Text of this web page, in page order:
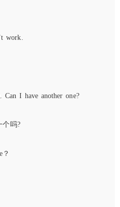
work.
Can I have another one?
个吗?